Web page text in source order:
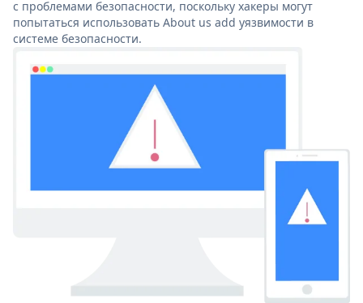
с проблемами безопасности, поскольку хакеры могут
попытаться использовать About us add уязвимости в
системе безопасности.